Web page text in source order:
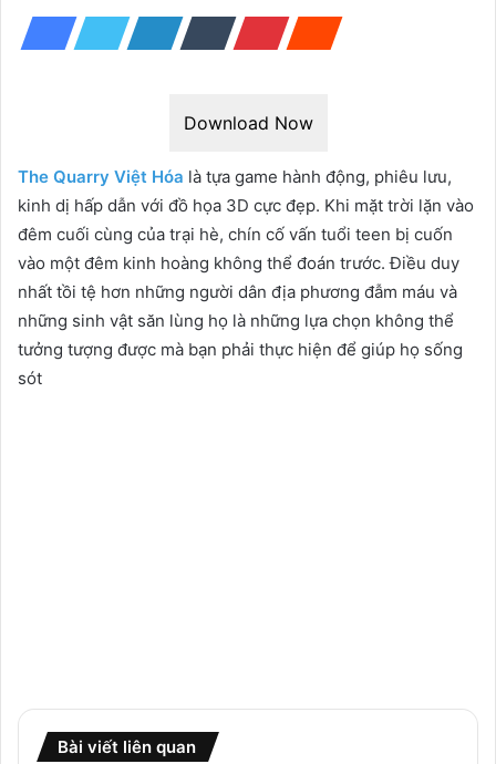
Download Now
The Quarry Việt Hóa là tựa game hành động, phiêu lưu,
kinh dị hấp dẫn với đồ họa 3D cực đẹp. Khi mặt trời lặn vào
đêm cuối cùng của trại hè, chín cố vấn tuổi teen bị cuốn
vào một đêm kinh hoàng không thể đoán trước. Điều duy
nhất tồi tệ hơn những người dân địa phương đẫm máu và
những sinh vật săn lùng họ là những lựa chọn không thể
tưởng tượng được mà bạn phải thực hiện để giúp họ sống
sót
Bài viết liên quan